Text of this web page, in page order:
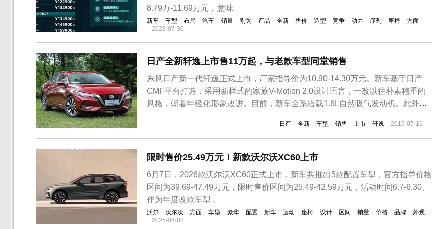
8.79万-11.69万元，意味
新车 车型 布局 汽车 销量 别为 产品 全新 售价 造型 竞争 动力 序列 座椅
方面
2023-07-30
日产全新轩逸上市售11万起，与老款车型同堂销售
东风日产新一代轩逸正式上市，厂家指导价为10.90-14.30万元。新车基于日产
CMF平台打造，采用新样式的家族V-Motion 2.0设计语言，一改以往朴素稳重的
风格，朝着年轻化形象改进。目前，新车全系搭载1.6L自然吸气发动机。此外，
略。全新轩逸在外观上的变化较大，采用了日产家族最新V-Motion 2.0设计语言，
外形...
日产 全新 车型 销售 上市 轩逸 2019-07-16
限时售价25.49万元！新款沃尔沃XC60上市
6月7日，2026款沃尔沃XC60正式上市，新车共推出5款配置车型，官方指导价格
区间为39.69-47.49万元，限时售价区间为25.49-42.59万元，活动时间6.7-6.30。
作为年度改款车型，
沃尔 沃尔沃 方面 车型 豪华 配置 新车 运动 座椅 设计 区间 销量 价格 品牌
外观
2025-06-08